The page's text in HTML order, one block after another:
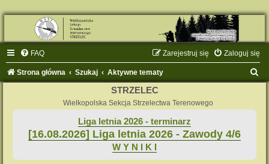
FAQ Zaloguj się
Zarejestruj się
Strona główna Szukaj Aktywne tematy
STRZELEC
Wielkopolska Sekcja Strzelectwa Terenowego
Liga letnia 2026 - terminarz
[16.08.2026] Liga letnia 2026 - Zawody 4/6
W Y N I K I